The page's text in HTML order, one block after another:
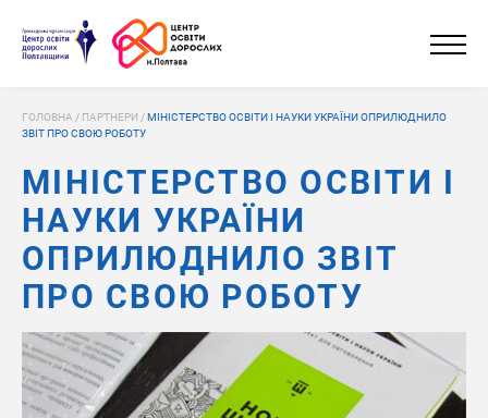
ГОЛОВНА / ПАРТНЕРИ /МІНІСТЕРСТВО ОСВІТИ І НАУКИ УКРАЇНИ ОПРИЛЮДНИЛО
ЗВІТ ПРО СВОЮ РОБОТУ
МІНІСТЕРСТВО ОСВІТИ І
НАУКИ УКРАЇНИ
ОПРИЛЮДНИЛО ЗВІТ
ПРО СВОЮ РОБОТУ